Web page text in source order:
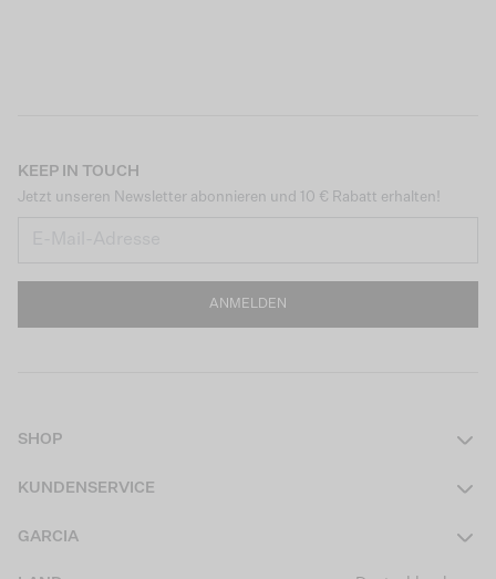
KEEP IN TOUCH
Jetzt unseren Newsletter abonnieren und 10 € Rabatt erhalten!
ANMELDEN
SHOP
KUNDENSERVICE
GARCIA